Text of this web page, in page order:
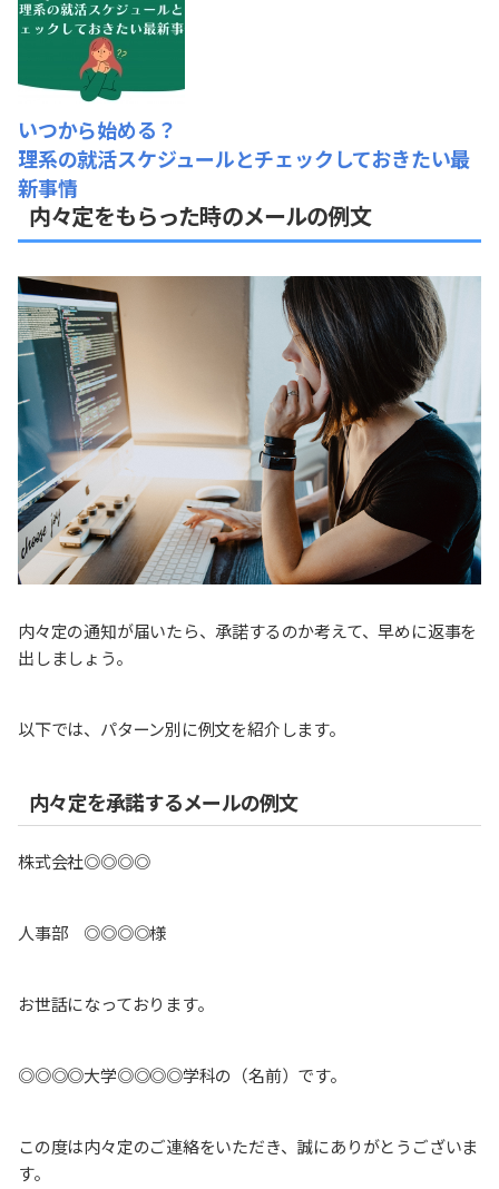
いつから始める？
理系の就活スケジュールとチェックしておきたい最
新事情
内々定をもらった時のメールの例文
内々定の通知が届いたら、承諾するのか考えて、早めに返事を
出しましょう。
以下では、パターン別に例文を紹介します。
内々定を承諾するメールの例文
株式会社◎◎◎◎
人事部 ◎◎◎◎様
お世話になっております。
◎◎◎◎大学◎◎◎◎学科の（名前）です。
この度は内々定のご連絡をいただき、誠にありがとうございま
す。